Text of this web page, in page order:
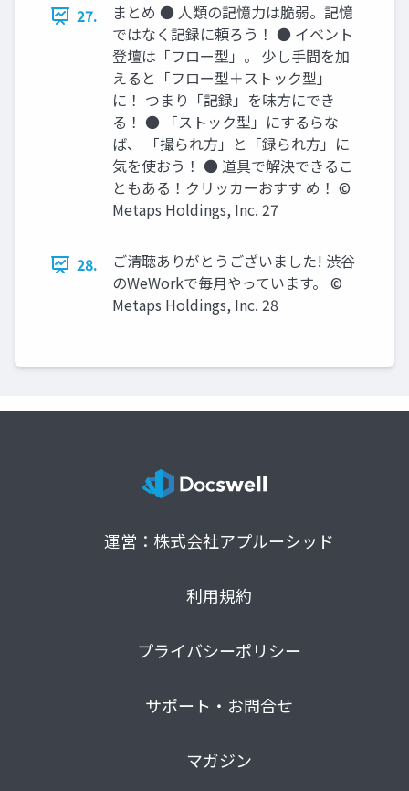
27.
まとめ ● 人類の記憶力は脆弱。記憶
ではなく記録に頼ろう！ ● イベント
登壇は「フロー型」。 少し手間を加
えると「フロー型＋ストック型」
に！ つまり「記録」を味方にでき
る！ ● 「ストック型」にするらな
ば、 「撮られ方」と「録られ方」に
気を使おう！ ● 道具で解決できるこ
ともある！クリッカーおすす め！ ©
Metaps Holdings, Inc. 27
28.
ご清聴ありがとうございました! 渋谷
のWeWorkで毎月やっています。 ©
Metaps Holdings, Inc. 28
運営：株式会社アプルーシッド
利用規約
プライバシーポリシー
サポート・お問合せ
マガジン